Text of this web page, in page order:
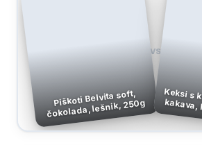
Piškoti Belvita soft,
čokolada, lešnik, 250g
VS
Keksi s